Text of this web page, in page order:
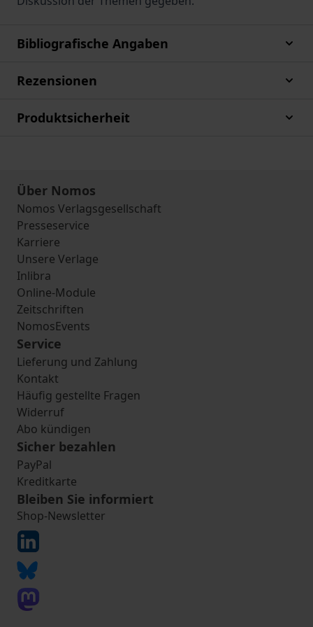
Bibliografische Angaben
Rezensionen
Produktsicherheit
Über Nomos
Nomos Verlagsgesellschaft
Presseservice
Karriere
Unsere Verlage
Inlibra
Online-Module
Zeitschriften
NomosEvents
Service
Lieferung und Zahlung
Kontakt
Häufig gestellte Fragen
Widerruf
Abo kündigen
Sicher bezahlen
PayPal
Kreditkarte
Bleiben Sie informiert
Shop-Newsletter